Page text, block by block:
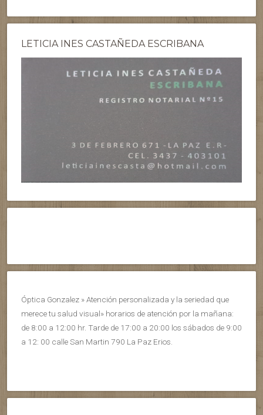
LETICIA INES CASTAÑEDA ESCRIBANA
Óptica Gonzalez » Atención personalizada y la seriedad que
merece tu salud visual» horarios de atención por la mañana:
de 8:00 a 12:00 hr. Tarde de 17:00 a 20:00 los sábados de 9:00
a 12: 00 calle San Martin 790 La Paz Erios.